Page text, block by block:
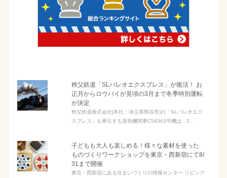
秩父鉄道「SLパレオエクスプレス」が復活！ お
正月からロウバイが見頃の3月まで冬季特別運転
が決定
秩父鉄道株式会社(本社：埼玉県熊谷市)の「SLパレオエク
スプレス」を牽引する蒸気機関車C58363号機は、2...
子どもも大人も楽しめる！様々な素材を使った
ものづくりワークショップを東京・西新宿にて8/
31まで開催
東京・西新宿にある住まいづくりの情報センター リビング